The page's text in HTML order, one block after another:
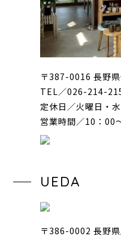
〒387-0016 長野
TEL／026-214-
定休日／火曜日・
営業時間／10：00
UEDA
〒386-0002 長野